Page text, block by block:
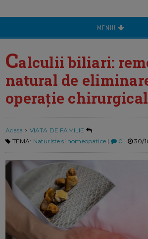
MENIU
Calculii biliari:
natural de
operație
Acasa > VIATA DE FAMILIE
TEMA: Naturiste si homeopatice| 0 | 30/